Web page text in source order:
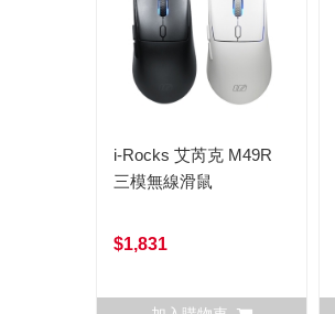
i-Rocks 艾芮克 M49R
三模無線滑鼠
$1,831